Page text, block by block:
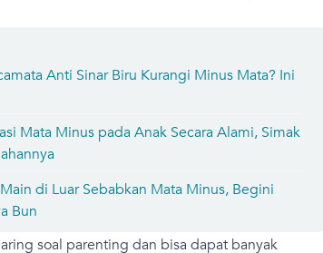
Anti Sinar Biru Kurangi Minus Mata? Ini
Mata Minus pada Anak Secara Alami, Simak
di Luar Sebabkan Mata Minus, Begini
Bun
soal parenting dan bisa dapat banyak